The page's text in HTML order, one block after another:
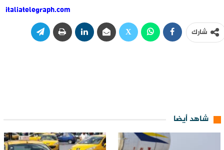
italiatelegraph.com
شارك
شاهد أيضا